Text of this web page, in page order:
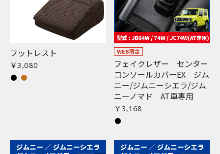
フットレスト
￥3,080
WEB限定
フェイクレザー センター
コンソールカバーEX ジム
ニー/ジムニーシエラ/ジム
ニーノマド AT車専用
￥3,168